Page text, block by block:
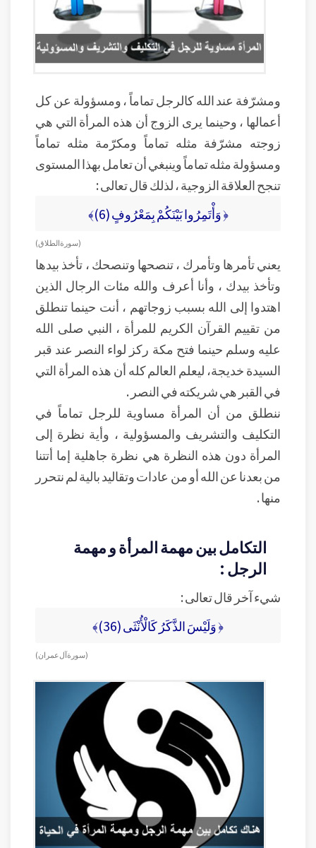
ومشرّفة عند الله كالرجل تماماً ، ومسؤولة عن كل
أعمالها ، وحينما يرى الزوج أن هذه المرأة التي هي
زوجته مشرّفة مثله تماماً ومكرّمة مثله تماماً
ومسؤولة مثله تماماً وينبغي أن تعامل بهذا المستوى
تنجح العلاقة الزوجية ، لذلك قال تعالى :
﴿ وَأْتَمِرُوا بَيْنَكُمْ بِمَعْرُوفٍ (6)﴾
( سورة الطلاق)
يعني تأمرها وتأمرك ، تنصحها وتنصحك ، تأخذ بيدها
وتأخذ بيدك ، وأنا أعرف والله مئات الرجال الذين
اهتدوا إلى الله بسبب زوجاتهم ، أنت حينما تنطلق
من تقييم القرآن الكريم للمرأة ، النبي صلى الله
عليه وسلم حينما فتح مكة ركز لواء النصر عند قبر
السيدة خديجة، ليعلم العالم كله أن هذه المرأة التي
في القبر هي شريكته في النصر .
ننطلق من أن المرأة مساوية للرجل تماماً في
التكليف والتشريف والمسؤولية ، وأية نظرة إلى
المرأة دون هذه النظرة هي نظرة جاهلية إما أتتنا
من بعدنا عن الله أو من عادات وتقاليد بالية لم نتحرر
منها .
التكامل بين مهمة المرأة و مهمة
الرجل :
شيء آخر قال تعالى :
﴿ وَلَيْسَ الذَّكَرُ كَالْأُنْثَى (36)﴾
( سورة آل عمران )